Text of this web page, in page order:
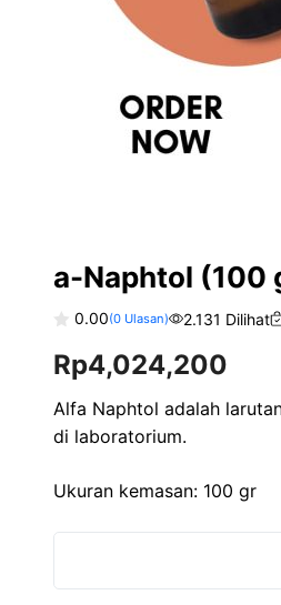
a-Naphtol (100
o
u
o
f
5
0.00(0Ulasan) 2.131 Dilihat
Rp4,024,200
Alfa Naphtol adalah
di laboratorium.
Ukuran kemasan: 100 gr